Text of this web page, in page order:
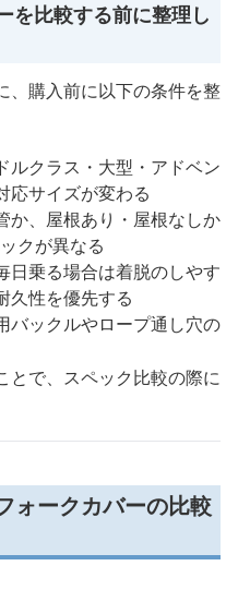
を比較する前に整理し
、購入前に以下の条件を整
ルクラス・大型・アドベン
応サイズが変わる
か、屋根あり・屋根なしか
クが異なる
日乗る場合は着脱のしやす
久性を優先する
バックルやロープ通し穴の
とで、スペック比較の際に
ォークカバーの比較